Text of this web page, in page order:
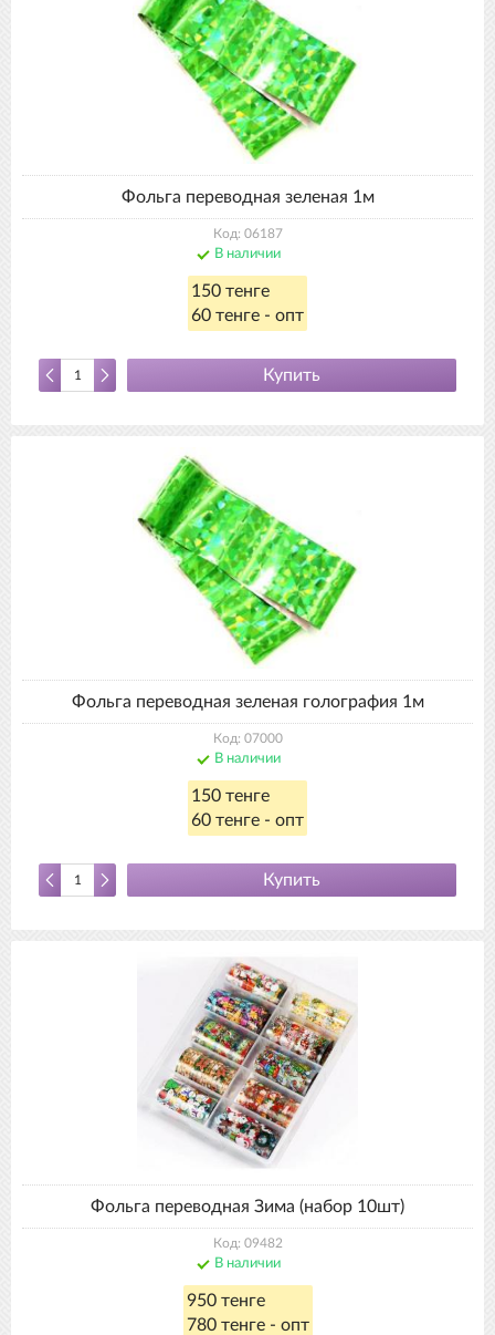
Фольга переводная зеленая 1м
Код: 06187
В наличии
150 тенге
60 тенге - опт
Купить
Фольга переводная зеленая голография 1м
Код: 07000
В наличии
150 тенге
60 тенге - опт
Купить
Фольга переводная Зима (набор 10шт)
Код: 09482
В наличии
950 тенге
780 тенге - опт